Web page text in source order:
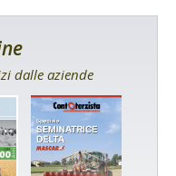
dalle aziende